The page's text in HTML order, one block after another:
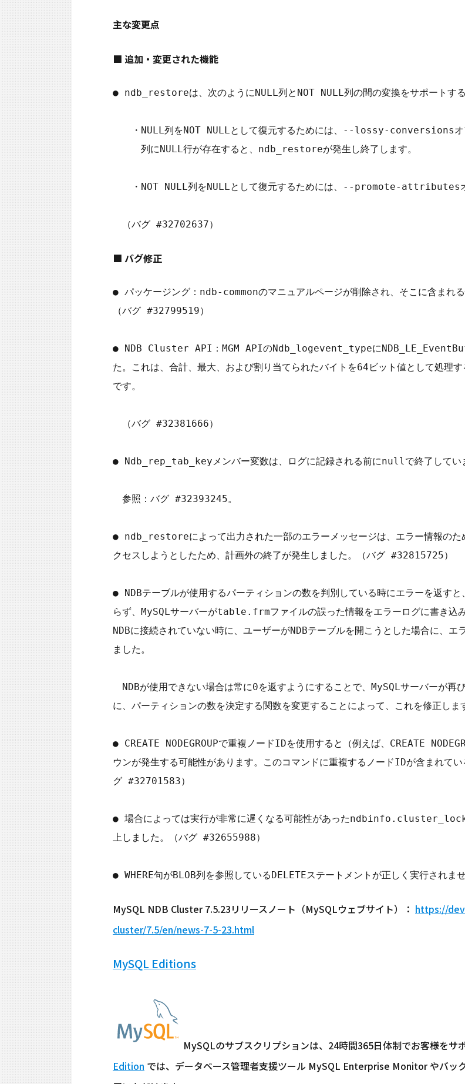
主な変更点
■ 追加・変更された機能
● ndb_restoreは、次のようにNULL列とNOT NULL列の間の変換をサポートする
・NULL列をNOT NULLとして復元するためには、--lossy-conversionsオプ
列にNULL行が存在すると、ndb_restoreが発生し終了します。
・NOT NULL列をNULLとして復元するためには、--promote-attributesオ
■ バグ修正
● パッケージング：ndb-commonのマニュアルページが削除され、そこに含まれ
（バグ #32799519）
● NDB Cluster API：MGM APIのNdb_logevent_typeに
た。これは、合計、最大、および割り当てられたバイトを64ビット値として
です。
（バグ #32381666）
● Ndb_rep_tab_keyメンバー変数は、ログに記録される前にnullで終了してい
参照：バグ #32393245。
● ndb_restoreによって出力された一部のエラーメッセージは、エラー情報のた
クセスしようとしたため、計画外の終了が発生しました。（バグ #32815725）
● NDBテーブルが使用するパーティションの数を判別している時にエラーを返す
らず、MySQLサーバーがtable.frmファイルの誤った情報をエラーログに書き込
NDBに接続されていない時に、ユーザーがNDBテーブルを開こうとした場合に、
ました。
NDBが使用できない場合は常に0を返すようにすることで、MySQLサーバーが再
に、パーティションの数を決定する関数を変更することによって、これを修正し
● CREATE NODEGROUPで重複ノードIDを使用すると（例えば、CREATE
ウンが発生する可能性があります。このコマンドに重複するノードIDが含まれて
グ #32701583）
● 場合によっては実行が非常に遅くなる可能性があったndbinfo.cluster_locks
上しました。（バグ #32655988）
MySQL NDB Cluster 7.5.23リリースノート（MySQLウェブサイト）： https://
cluster/7.5/en/news-7-5-23.html
MySQL Editions
MySQLのサブスクリプションは、24時間365日体制でお客様をサ
Edition では、データベース管理者支援ツール MySQL Enterprise Monitor やバ